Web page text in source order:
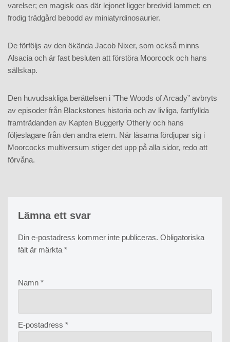
varelser; en magisk oas där lejonet ligger bredvid lammet; en
frodig trädgård bebodd av miniatyrdinosaurier.
De förföljs av den ökända Jacob Nixer, som också minns
Alsacia och är fast besluten att förstöra Moorcock och hans
sällskap.
Den huvudsakliga berättelsen i ”The Woods of Arcady” avbryts
av episoder från Blackstones historia och av livliga, fartfyllda
framträdanden av Kapten Buggerly Otherly och hans
följeslagare från den andra etern. När läsarna fördjupar sig i
Moorcocks multiversum stiger det upp på alla sidor, redo att
förvåna.
Lämna ett svar
Din e-postadress kommer inte publiceras. Obligatoriska
fält är märkta *
Namn *
E-postadress *